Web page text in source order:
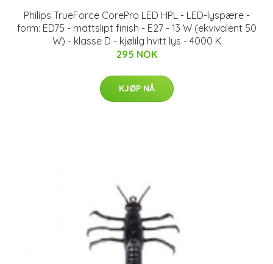
Philips TrueForce CorePro LED HPL - LED-lyspære -
form: ED75 - mattslipt finish - E27 - 13 W (ekvivalent 50
W) - klasse D - kjølilg hvitt lys - 4000 K
295 NOK
KJØP NÅ